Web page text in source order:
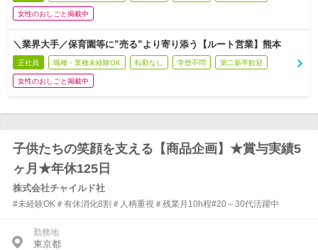
女性のおしごと掲載中
＼業界大手／保育園等に”売る”より寄り添う【ルート営業】熊本
正社員 職種・業種未経験OK 転勤なし 学歴不問 第二新卒歓迎
女性のおしごと掲載中
子供たちの笑顔を支える【商品企画】★賞与実績5
ヶ月★年休125日
株式会社チャイルド社
#未経験OK＃有休消化8割＃人柄重視＃残業月10h程#20～30代活躍中
勤務地
東京都